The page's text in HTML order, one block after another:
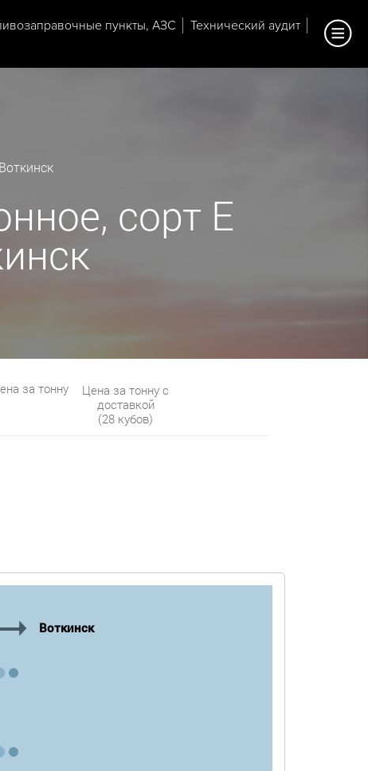
пункты, АЗС
Технический аудит
сорт Е
за тонну
Цена за тонну с
доставкой
(28 кубов)
Воткинск